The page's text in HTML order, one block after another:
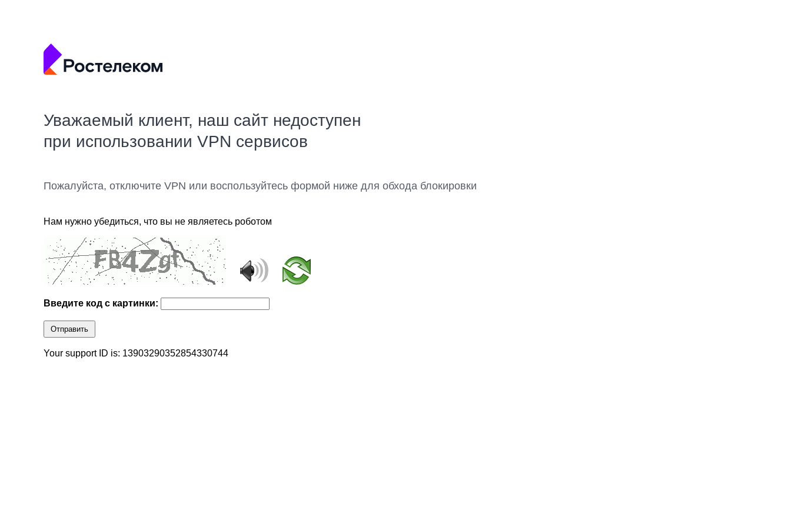
Уважаемый клиент, наш сайт недоступен
при использовании VPN сервисов
Пожалуйста, отключите VPN или воспользуйтесь формой ниже для обхода блокировки
Нам нужно убедиться, что вы не являетесь роботом
Введите код с картинки:
Отправить
Your support ID is: 13903290352854330744